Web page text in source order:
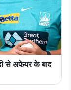
से अफेयर के बाद